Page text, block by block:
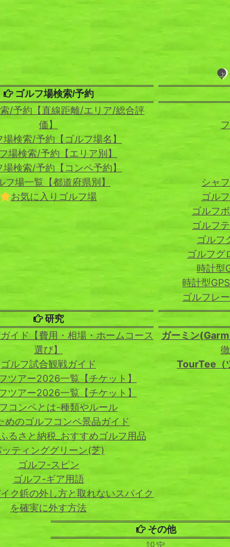
ゴルフ場検索/予約
/予約【直線距離/エリア/総合評
価】
場検索/予約【ゴルフ場名】
場検索/予約【エリア別】
場検索/予約【コンペ予約】
フ場一覧【都道府県別】
お気に入りゴルフ場
シャ
ゴル
ゴルフ
ゴルフ
ゴルフ
ゴルフグ
時計型
時計型
ゴルフレ
研究
イド【費用・相場・ホームコース
選び】
ゴルフ試合観戦ガイド
ツアー2026一覧【チケット】
ツアー2026一覧【チケット】
コンペとは-種類やルール
めのゴルフコンペ景品ガイド
るさと納税_おすすめゴルフ用品
ティンググリーン(芝)
ゴルフ-スピン
ゴルフ-ギア用語
ク鋲の外し方と取れないスパイク
を確実に外す方法
ガーミン
TourTee（
その他